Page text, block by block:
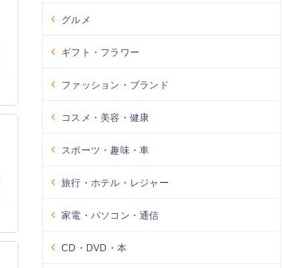
グルメ
ギフト・フラワー
ファッション・ブランド
コスメ・美容・健康
スポーツ・趣味・車
旅行・ホテル・レジャー
家電・パソコン・通信
CD・DVD・本